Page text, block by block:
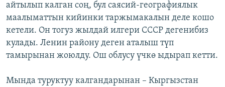
айтылып калган соң, бул саясий-географиялык
маалыматтын кийинки таржымакалын деле кошо
кетели. Он тогуз жылдай илгери СССР дегенибиз
кулады. Ленин району деген аталыш түп
тамырынан жоюлду. Ош облусу үчкө ыдырап кетти.
Мында туруктуу калгандарынан – Кыргызстан